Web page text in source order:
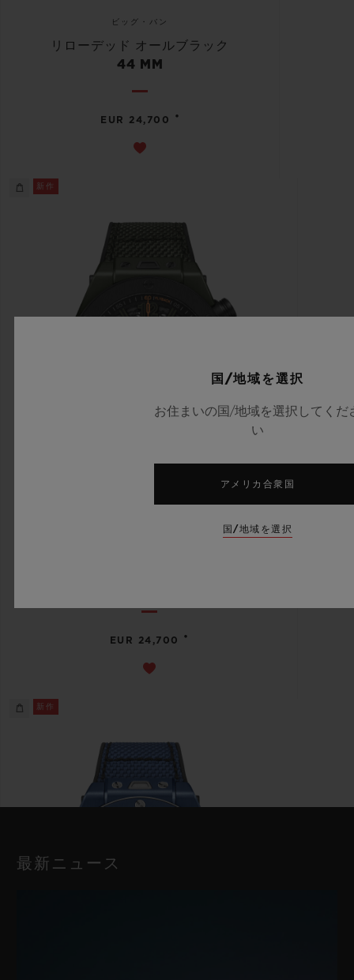
ビッグ・バン
リローデッド オールブラック
44 MM
EUR 24,700 •
新作
EUR 24,700 •
新作
最新ニュース
国/地域を選択
お住まいの国/地域を選択してくだ
い
アメリカ合衆国
国/地域を選択